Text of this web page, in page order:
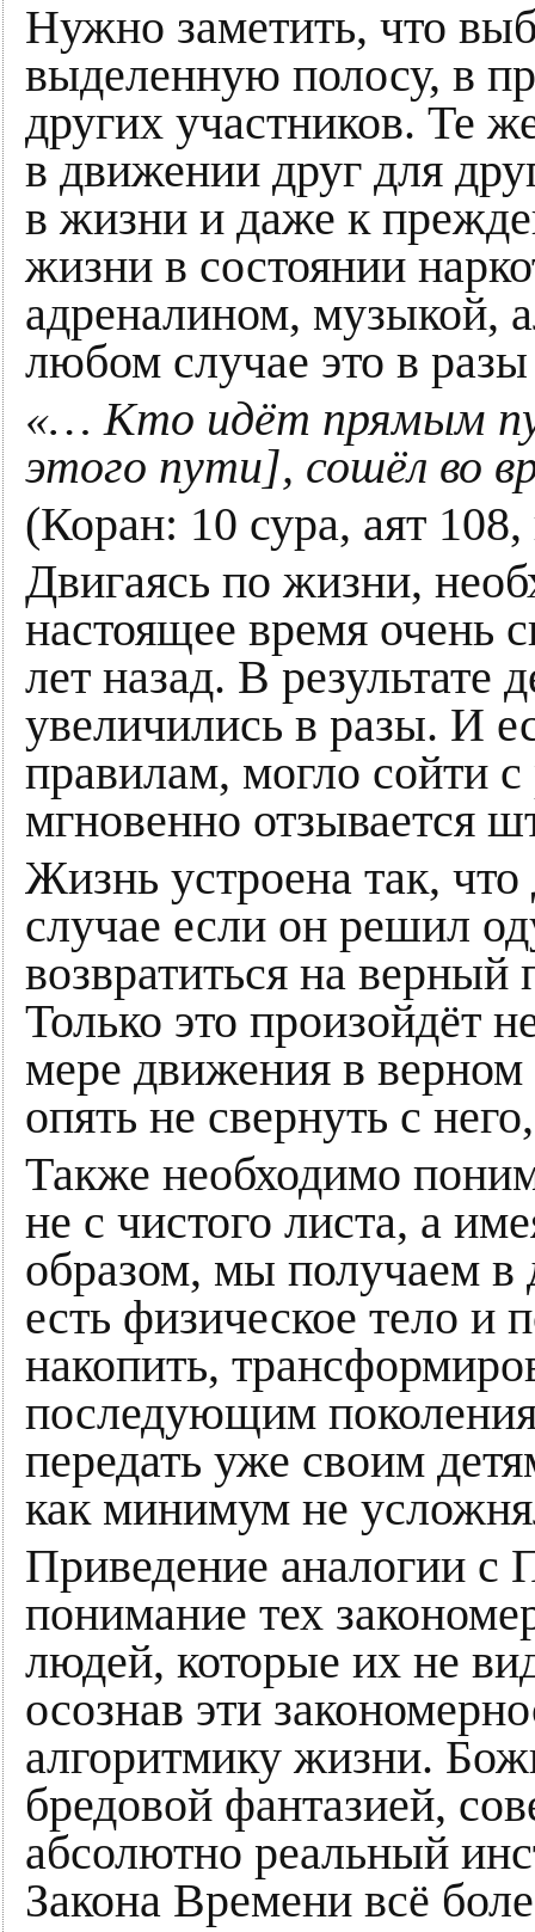
Нужно заметить, что
выделенную полосу, в
других участников. Те
в движении друг для
в жизни и даже к
жизни в состоянии
адреналином, музыкой,
любом случае это в
«… Кто идёт прямым
этого пути], сошёл во
(Коран: 10 сура, аят
Двигаясь по жизни,
настоящее время очень
лет назад. В результате
увеличились в разы. И
правилам, могло сойти
мгновенно отзывается
Жизнь устроена так,
случае если он решил
возвратиться на верный
Только это произойдёт
мере движения в верном
опять не свернуть с
Также необходимо
не с чистого листа, а
образом, мы получаем в
есть физическое тело и
накопить,
последующим
передать уже своим
как минимум не
Приведение аналогии с
понимание тех
людей, которые их не
осознав эти
алгоритмику жизни.
бредовой фантазией,
абсолютно реальный
Закона Времени всё